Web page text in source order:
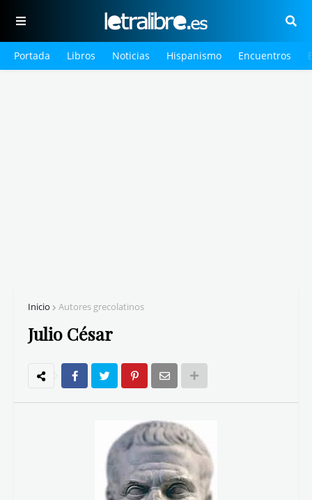
Portada Libros Noticias Hispanismo Encuentros
Inicio Autores grecolatinos
Julio César